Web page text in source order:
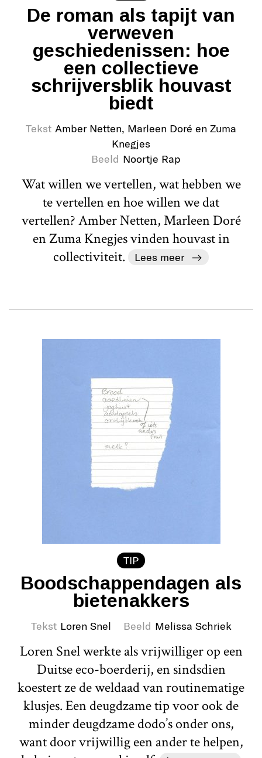
De roman als tapijt van
verweven
geschiedenissen: hoe
een collectieve
schrijversblik houvast
biedt
Tekst Amber Netten, Marleen Doré en Zuma
Knegjes
Beeld Noortje Rap
Wat willen we vertellen, wat hebben we
te vertellen en hoe willen we dat
vertellen? Amber Netten, Marleen Doré
en Zuma Knegjes vinden houvast in
collectiviteit.
Lees meer
TIP
Boodschappendagen als
bietenakkers
Tekst Loren Snel Beeld Melissa Schriek
Loren Snel werkte als vrijwilliger op een
Duitse eco-boerderij, en sindsdien
koestert ze de weldaad van routinematige
klusjes. Een deugdzame tip voor ook de
minder deugdzame dodo’s onder ons,
want door vrijwillig een ander te helpen,